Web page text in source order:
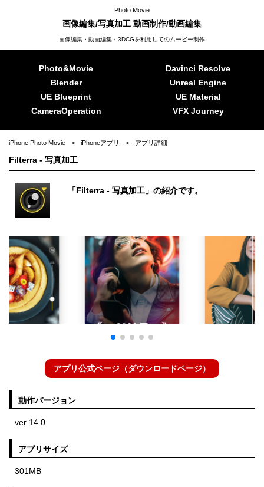
Photo Movie
画像編集/写真加工 動画制作/動画編集
画像編集・動画編集・3DCGを利用してのムービー制作
Photo&Movie
Davinci Resolve
Blender
Unreal Engine
UE Blueprint
UE Material
CameraOperation
VFX Journey
iPhone Photo Movie iPhoneアプリ アプリ詳細
Filterra - 写真加工
「Filterra - 写真加工」の紹介です。
アプリ公式ページ（ダウンロードページ）
動作バージョン
ver 14.0
アプリサイズ
301MB